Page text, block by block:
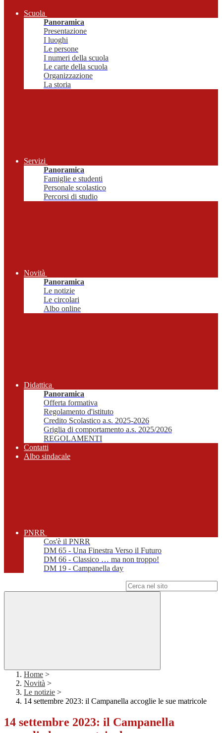
Scuola
Panoramica
Presentazione
I luoghi
Le persone
I numeri della scuola
Le carte della scuola
Organizzazione
La storia
Servizi
Panoramica
Famiglie e studenti
Personale scolastico
Percorsi di studio
Novità
Panoramica
Le notizie
Le circolari
Albo online
Didattica
Panoramica
Offerta formativa
Regolamento d'istituto
Credito Scolastico a.s. 2025-2026
Griglia di comportamento a.s. 2025/2026
REGOLAMENTI
Contatti
Albo sindacale
PNRR
Cos'è il PNRR
DM 65 - Una Finestra Verso il Futuro
DM 66 - Classico … ma non troppo!
DM 19 - Campanella day
Home >
Novità >
Le notizie >
14 settembre 2023: il Campanella accoglie le sue matricole
14 settembre 2023: il Campanella